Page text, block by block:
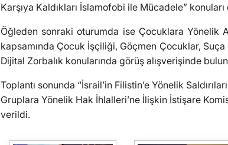
Karşıya Kaldıkları İslamofobi ile Mücadele”
Öğleden sonraki oturumda ise Çocuklara Yönelik
kapsamında Çocuk İşçiliği, Göçmen Çocuklar,
Dijital Zorbalık konularında görüş alışverişinde
Toplantı sonunda “İsrail’in Filistin’e Yönelik
Gruplara Yönelik Hak İhlalleri’ne İlişkin İstişare
verildi.